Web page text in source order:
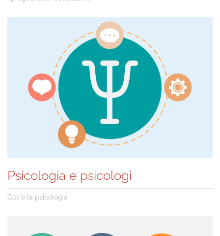
Psicologia e psicologi
Cos'è la psicologia